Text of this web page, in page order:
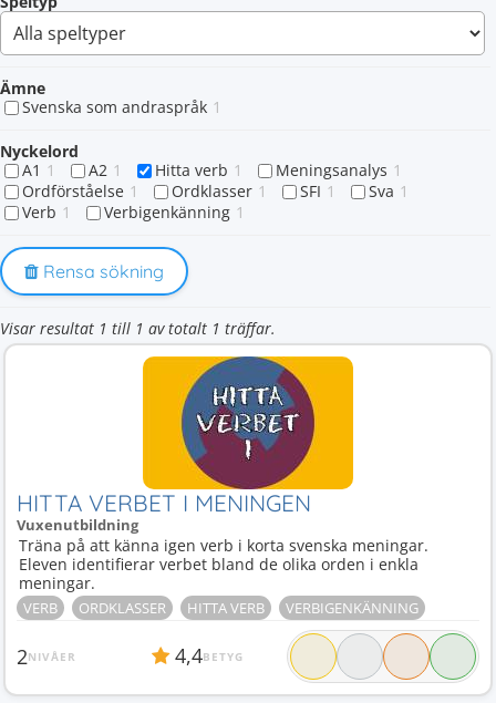
Ämne
Svenska som andraspråk 1
Nyckelord
A1 1 A2 1 Hitta verb 1 Meningsanalys 1
Ordförståelse 1 Ordklasser 1 SFI 1 Sva 1
Verb 1 Verbigenkänning 1
Rensa sökning
Visar resultat 1 till 1 av totalt 1 träffar.
HITTA VERBET I MENINGEN
Vuxenutbildning
Träna på att känna igen verb i korta svenska meningar.
Eleven identifierar verbet bland de olika orden i enkla
meningar.
VERB ORDKLASSER HITTA VERB VERBIGENKÄNNING
2NIVÅER 4,4BETYG